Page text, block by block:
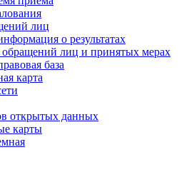
лиц
о результатах
обращений лиц и принятых мерах
база
карта
открытых данных
карты